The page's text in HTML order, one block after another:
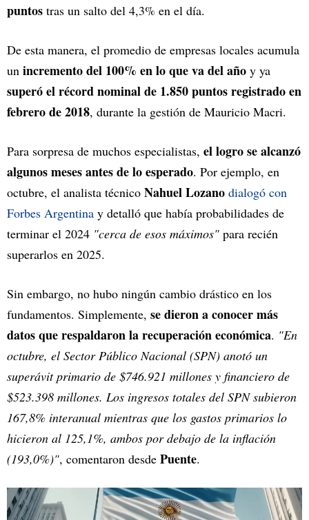
puntos tras un salto del 4,3% en el día.
De esta manera, el promedio de empresas locales acumula
un incremento del 100% en lo que va del año y ya
superó el récord nominal de 1.850 puntos registrado en
febrero de 2018, durante la gestión de Mauricio Macri.
Para sorpresa de muchos especialistas, el logro se alcanzó
algunos meses antes de lo esperado. Por ejemplo, en
octubre, el analista técnico Nahuel Lozano dialogó con
Forbes Argentina y detalló que había probabilidades de
terminar el 2024 "cerca de esos máximos" para recién
superarlos en 2025.
Sin embargo, no hubo ningún cambio drástico en los
fundamentos. Simplemente, se dieron a conocer más
datos que respaldaron la recuperación económica. "En
octubre, el Sector Público Nacional (SPN) anotó un
superávit primario de $746.921 millones y financiero de
$523.398 millones. Los ingresos totales del SPN subieron
167,8% interanual mientras que los gastos primarios lo
hicieron al 125,1%, ambos por debajo de la inflación
(193,0%)", comentaron desde Puente.